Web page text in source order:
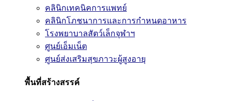
คลินิกเทคนิคการแพทย์
คลินิกโภชนาการและการกำหนดอาหาร
โรงพยาบาลสัตว์เล็กจุฬาฯ
ศูนย์เอ็มเน็ต
ศูนย์ส่งเสริมสุขภาวะผู้สูงอายุ
พื้นที่สร้างสรรค์